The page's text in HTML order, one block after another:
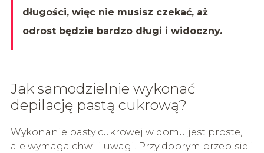
długości, więc nie musisz czekać, aż
odrost będzie bardzo długi i widoczny.
Jak samodzielnie wykonać
depilację pastą cukrową?
Wykonanie pasty cukrowej w domu jest proste,
ale wymaga chwili uwagi. Przy dobrym przepisie i